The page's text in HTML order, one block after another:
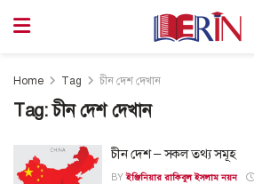
Home Tag চীন দেশ দেখান
Tag:চীন দেশ দেখান
চীন দেশ – সকল তথ্য সমূহ
BY ইঞ্জিনিয়ার রাকিবুল ইসলাম নয়ন